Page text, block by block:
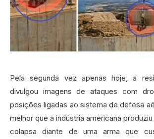
Pela segunda vez apenas hoje, a
divulgou imagens de ataques com
posições ligadas ao sistema de defesa
melhor que a indústria americana
colapsa diante de uma arma que